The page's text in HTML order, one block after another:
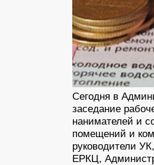
Сегодня в
заседание
нанимателей и
помещений и
руководители
ЕРКЦ,